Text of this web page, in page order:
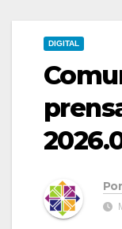
DIGITAL
Por